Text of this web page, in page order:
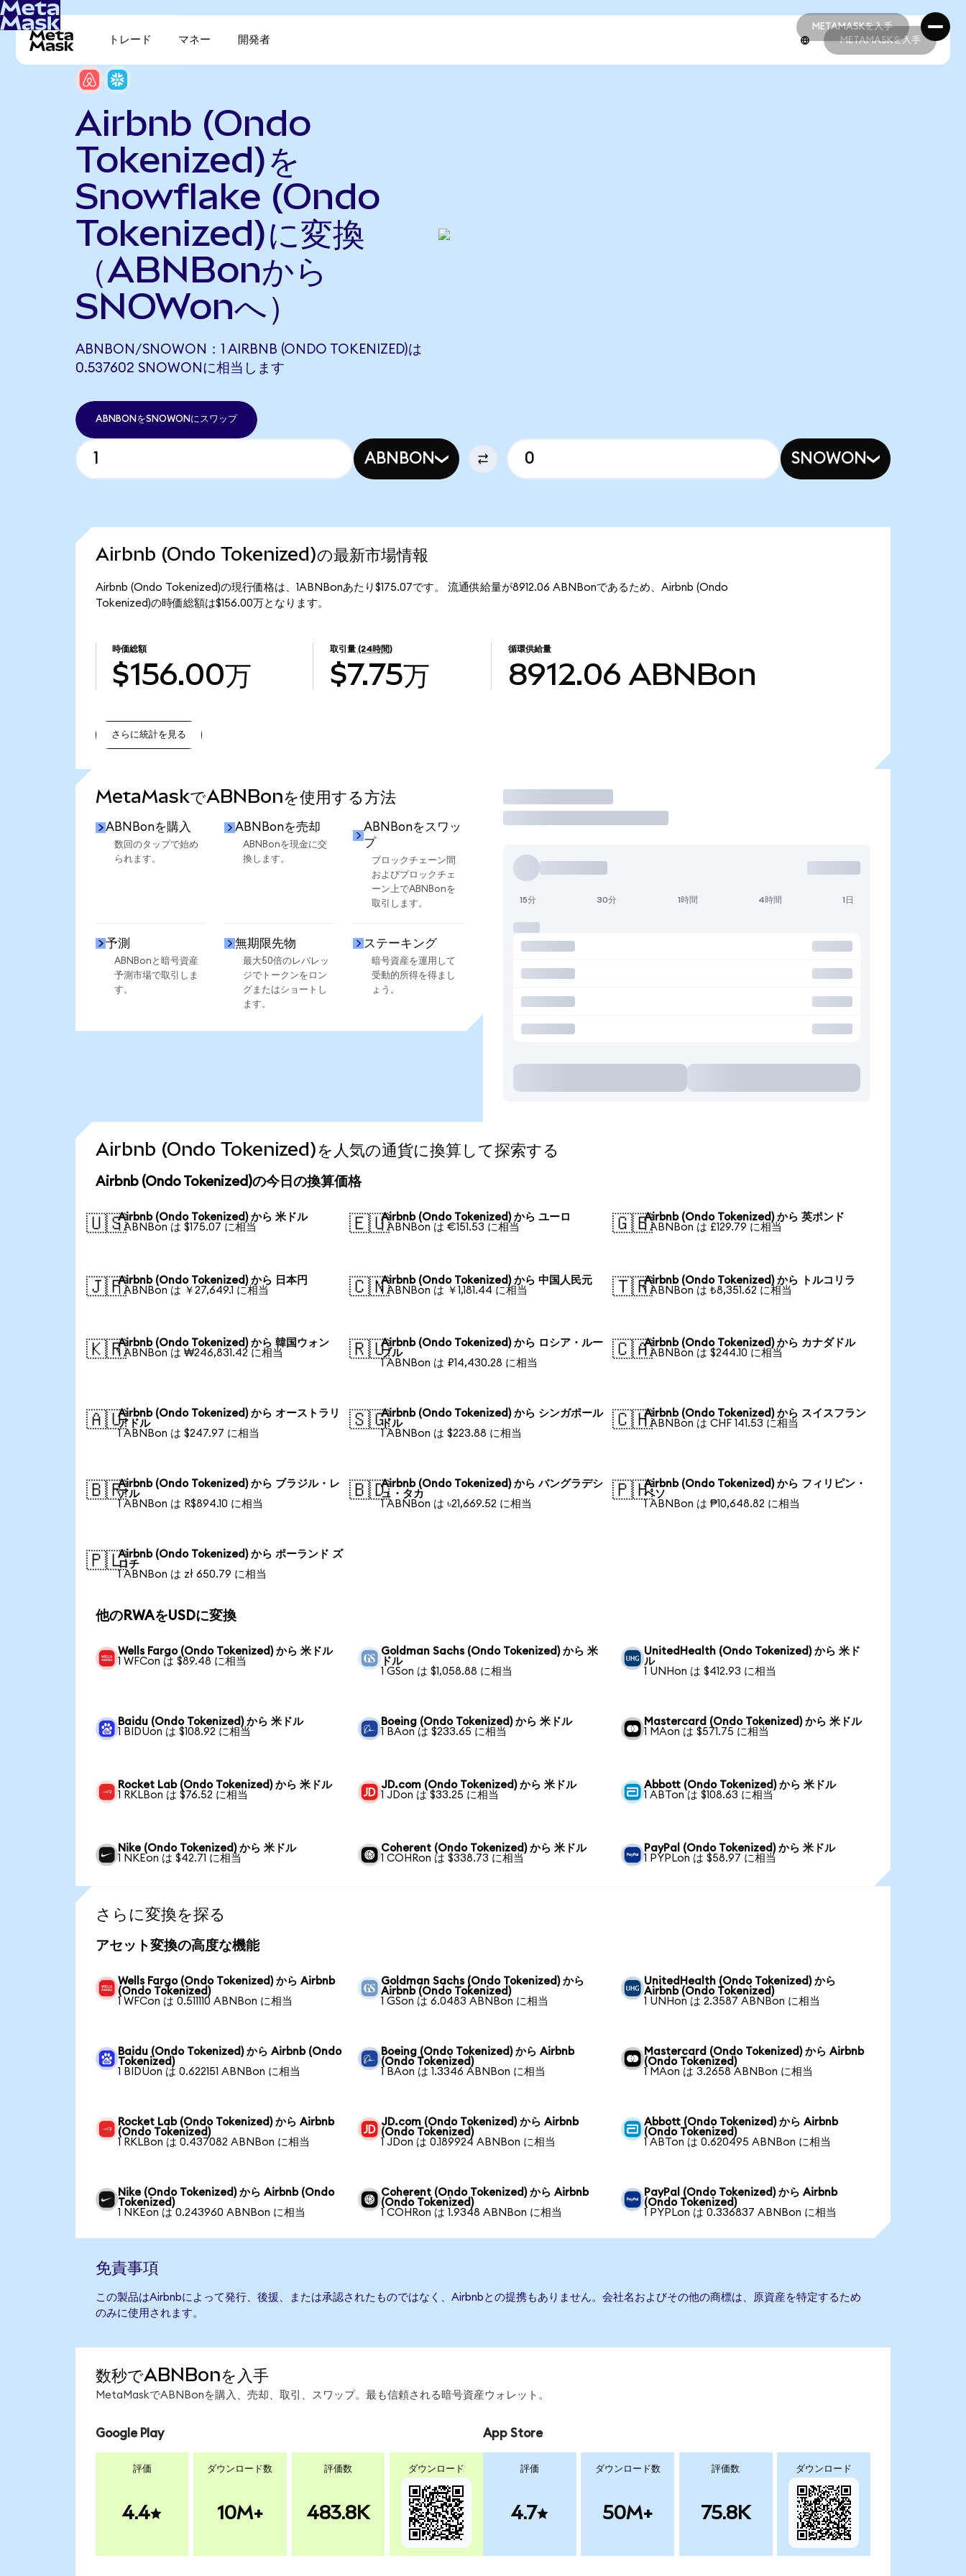
METAMASKを入手
METAMASKを入手
トレード マネー 開発者 METAMASKを入手
Airbnb (Ondo
Tokenized)を
Snowflake (Ondo
Tokenized)に変換
（ABNBonから
SNOWonへ）
ABNBON/SNOWON：1 AIRBNB (ONDO TOKENIZED)は
0.537602 SNOWONに相当します
ABNBONをSNOWONにスワップ
ABNBON SNOWON
Airbnb (Ondo Tokenized)の最新市場情報
Airbnb (Ondo Tokenized)の現行価格は、1ABNBonあたり$175.07です。 流通供給量が8912.06 ABNBonであるため、Airbnb (Ondo
Tokenized)の時価総額は$156.00万となります。
時価総額
$156.00万
取引量 (24時間)
$7.75万
循環供給量
8912.06 ABNBon
さらに統計を見る
MetaMaskでABNBonを使用する方法
ABNBonを購入
数回のタップで始め
られます。
ABNBonを売却
ABNBonを現金に交
換します。
ABNBonをスワッ
プ
ブロックチェーン間
およびブロックチェ
ーン上でABNBonを
取引します。
予測
ABNBonと暗号資産
予測市場で取引しま
す。
無期限先物
最大50倍のレバレッ
ジでトークンをロン
グまたはショートし
ます。
ステーキング
暗号資産を運用して
受動的所得を得まし
ょう。
取引
15分 30分 1時間 4時間 1日
Airbnb (Ondo Tokenized)を人気の通貨に換算して探索する
Airbnb (Ondo Tokenized)の今日の換算価格
🇺🇸Airbnb (Ondo Tokenized) から 米ドル
1 ABNBon は $175.07 に相当
🇪🇺Airbnb (Ondo Tokenized) から ユーロ
1 ABNBon は €151.53 に相当
🇬🇧Airbnb (Ondo Tokenized) から 英ポンド
1 ABNBon は £129.79 に相当
🇯🇵Airbnb (Ondo Tokenized) から 日本円
1 ABNBon は ￥27,649.1 に相当
🇨🇳Airbnb (Ondo Tokenized) から 中国人民元
1 ABNBon は ￥1,181.44 に相当
🇹🇷Airbnb (Ondo Tokenized) から トルコリラ
1 ABNBon は ₺8,351.62 に相当
🇰🇷Airbnb (Ondo Tokenized) から 韓国ウォン
1 ABNBon は ₩246,831.42 に相当
🇷🇺Airbnb (Ondo Tokenized) から ロシア・ルー
ブル
1 ABNBon は ₽14,430.28 に相当
🇨🇦Airbnb (Ondo Tokenized) から カナダドル
1 ABNBon は $244.10 に相当
🇦🇺Airbnb (Ondo Tokenized) から オーストラリ
アドル
1 ABNBon は $247.97 に相当
🇸🇬Airbnb (Ondo Tokenized) から シンガポール
ドル
1 ABNBon は $223.88 に相当
🇨🇭Airbnb (Ondo Tokenized) から スイスフラン
1 ABNBon は CHF 141.53 に相当
🇧🇷Airbnb (Ondo Tokenized) から ブラジル・レ
アル
1 ABNBon は R$894.10 に相当
🇧🇩Airbnb (Ondo Tokenized) から バングラデシ
ュ・タカ
1 ABNBon は ৳21,669.52 に相当
🇵🇭Airbnb (Ondo Tokenized) から フィリピン・
ペソ
1 ABNBon は ₱10,648.82 に相当
🇵🇱Airbnb (Ondo Tokenized) から ポーランド ズ
ロチ
1 ABNBon は zł 650.79 に相当
他のRWAをUSDに変換
Wells Fargo (Ondo Tokenized) から 米ドル
1 WFCon は $89.48 に相当
Goldman Sachs (Ondo Tokenized) から 米
ドル
1 GSon は $1,058.88 に相当
UnitedHealth (Ondo Tokenized) から 米ド
ル
1 UNHon は $412.93 に相当
Baidu (Ondo Tokenized) から 米ドル
1 BIDUon は $108.92 に相当
Boeing (Ondo Tokenized) から 米ドル
1 BAon は $233.65 に相当
Mastercard (Ondo Tokenized) から 米ドル
1 MAon は $571.75 に相当
Rocket Lab (Ondo Tokenized) から 米ドル
1 RKLBon は $76.52 に相当
JD.com (Ondo Tokenized) から 米ドル
1 JDon は $33.25 に相当
Abbott (Ondo Tokenized) から 米ドル
1 ABTon は $108.63 に相当
Nike (Ondo Tokenized) から 米ドル
1 NKEon は $42.71 に相当
Coherent (Ondo Tokenized) から 米ドル
1 COHRon は $338.73 に相当
PayPal (Ondo Tokenized) から 米ドル
1 PYPLon は $58.97 に相当
さらに変換を探る
アセット変換の高度な機能
Wells Fargo (Ondo Tokenized) から Airbnb
(Ondo Tokenized)
1 WFCon は 0.511110 ABNBon に相当
Goldman Sachs (Ondo Tokenized) から
Airbnb (Ondo Tokenized)
1 GSon は 6.0483 ABNBon に相当
UnitedHealth (Ondo Tokenized) から
Airbnb (Ondo Tokenized)
1 UNHon は 2.3587 ABNBon に相当
Baidu (Ondo Tokenized) から Airbnb (Ondo
Tokenized)
1 BIDUon は 0.622151 ABNBon に相当
Boeing (Ondo Tokenized) から Airbnb
(Ondo Tokenized)
1 BAon は 1.3346 ABNBon に相当
Mastercard (Ondo Tokenized) から Airbnb
(Ondo Tokenized)
1 MAon は 3.2658 ABNBon に相当
Rocket Lab (Ondo Tokenized) から Airbnb
(Ondo Tokenized)
1 RKLBon は 0.437082 ABNBon に相当
JD.com (Ondo Tokenized) から Airbnb
(Ondo Tokenized)
1 JDon は 0.189924 ABNBon に相当
Abbott (Ondo Tokenized) から Airbnb
(Ondo Tokenized)
1 ABTon は 0.620495 ABNBon に相当
Nike (Ondo Tokenized) から Airbnb (Ondo
Tokenized)
1 NKEon は 0.243960 ABNBon に相当
Coherent (Ondo Tokenized) から Airbnb
(Ondo Tokenized)
1 COHRon は 1.9348 ABNBon に相当
PayPal (Ondo Tokenized) から Airbnb
(Ondo Tokenized)
1 PYPLon は 0.336837 ABNBon に相当
免責事項
この製品はAirbnbによって発行、後援、または承認されたものではなく、Airbnbとの提携もありません。会社名およびその他の商標は、原資産を特定するため
のみに使用されます。
数秒でABNBonを入手
MetaMaskでABNBonを購入、売却、取引、スワップ。最も信頼される暗号資産ウォレット。
Google Play
評価
4.4
ダウンロード数
10M+
評価数
483.8K
ダウンロード
App Store
評価
4.7
ダウンロード数
50M+
評価数
75.8K
ダウンロード